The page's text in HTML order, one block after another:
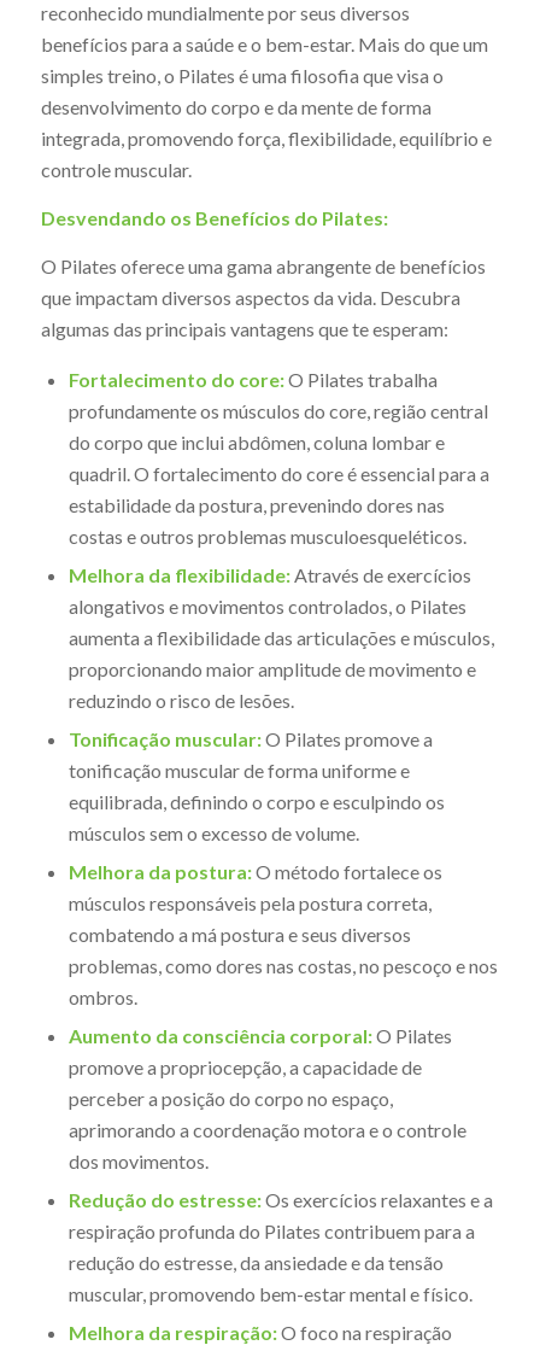
reconhecido mundialmente por seus diversos
benefícios para a saúde e o bem-estar. Mais do que um
simples treino, o Pilates é uma filosofia que visa o
desenvolvimento do corpo e da mente de forma
integrada, promovendo força, flexibilidade, equilíbrio e
controle muscular.
Desvendando os Benefícios do Pilates:
O Pilates oferece uma gama abrangente de benefícios
que impactam diversos aspectos da vida. Descubra
algumas das principais vantagens que te esperam:
Fortalecimento do core:O Pilates trabalha
profundamente os músculos do core, região central
do corpo que inclui abdômen, coluna lombar e
quadril. O fortalecimento do core é essencial para a
estabilidade da postura, prevenindo dores nas
costas e outros problemas musculoesqueléticos.
Melhora da flexibilidade:Através de exercícios
alongativos e movimentos controlados, o Pilates
aumenta a flexibilidade das articulações e músculos,
proporcionando maior amplitude de movimento e
reduzindo o risco de lesões.
Tonificação muscular:O Pilates promove a
tonificação muscular de forma uniforme e
equilibrada, definindo o corpo e esculpindo os
músculos sem o excesso de volume.
Melhora da postura:O método fortalece os
músculos responsáveis pela postura correta,
combatendo a má postura e seus diversos
problemas, como dores nas costas, no pescoço e nos
ombros.
Aumento da consciência corporal:O Pilates
promove a propriocepção, a capacidade de
perceber a posição do corpo no espaço,
aprimorando a coordenação motora e o controle
dos movimentos.
Redução do estresse:Os exercícios relaxantes e a
respiração profunda do Pilates contribuem para a
redução do estresse, da ansiedade e da tensão
muscular, promovendo bem-estar mental e físico.
Melhora da respiração:O foco na respiração